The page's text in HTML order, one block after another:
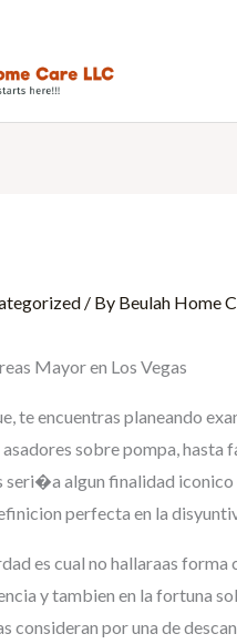
/ By Beulah Home
Mayor en Los Vegas
te encuentras planeando
sobre pompa, hasta
seri�a algun finalidad iconico
perfecta en la
es cual no hallaraas
y tambien en la fortuna
consideran por una de